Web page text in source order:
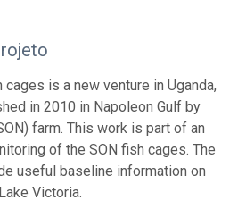
is a new venture in Uganda,
in 2010 in Napoleon Gulf by
farm. This work is part of an
of the SON fish cages. The
useful baseline information on
Victoria.